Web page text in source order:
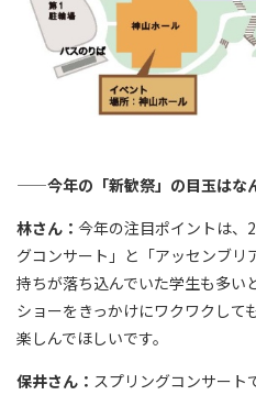
——今年の「新歓祭」の目玉はな
林さん： 今年の注目ポイントは、
グコンサート」と「アッセンブ
持ちが落ち込んでいた学生も多い
ショーをきっかけにワクワクして
楽しんでほしいです。
保井さん： スプリングコンサート